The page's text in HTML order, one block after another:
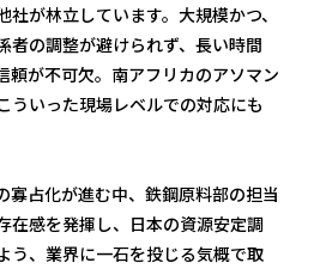
が林立しています。大規模かつ、
者の調整が避けられず、長い時間
頼が不可欠。南アフリカのアソマン
ういった現場レベルでの対応にも
寡占化が進む中、鉄鋼原料部の担当
在感を発揮し、日本の資源安定調
う、業界に一石を投じる気概で取